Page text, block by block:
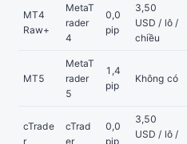
MT4
Raw+
MetaT
rader
4
0,0
pip
3,50
USD / lô /
chiều
MT5
MetaT
rader
5
1,4
pip
Không có
cTrade
r
cTrad
er
0,0
pip
3,50
USD / lô /